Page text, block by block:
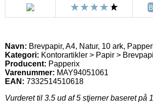
Navn: Brevpapir, A4, Natur, 10 ark,
Kategori: Kontorartikler > Papir >
Producent: Papperix
Varenummer: MAY94051061
EAN: 7332514510618
Vurderet til 3.5 ud af 5 stjerner baseret på